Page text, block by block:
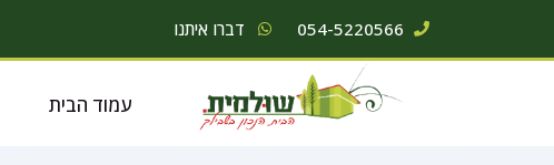
054-5220566 דברו איתנו
עמוד הבית